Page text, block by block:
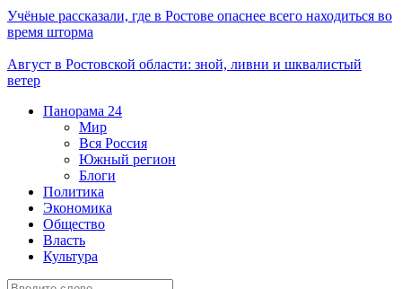
Учёные рассказали, где в Ростове опаснее всего находиться во
время шторма
Август в Ростовской области: зной, ливни и шквалистый
ветер
Панорама 24
Мир
Вся Россия
Южный регион
Блоги
Политика
Экономика
Общество
Власть
Культура